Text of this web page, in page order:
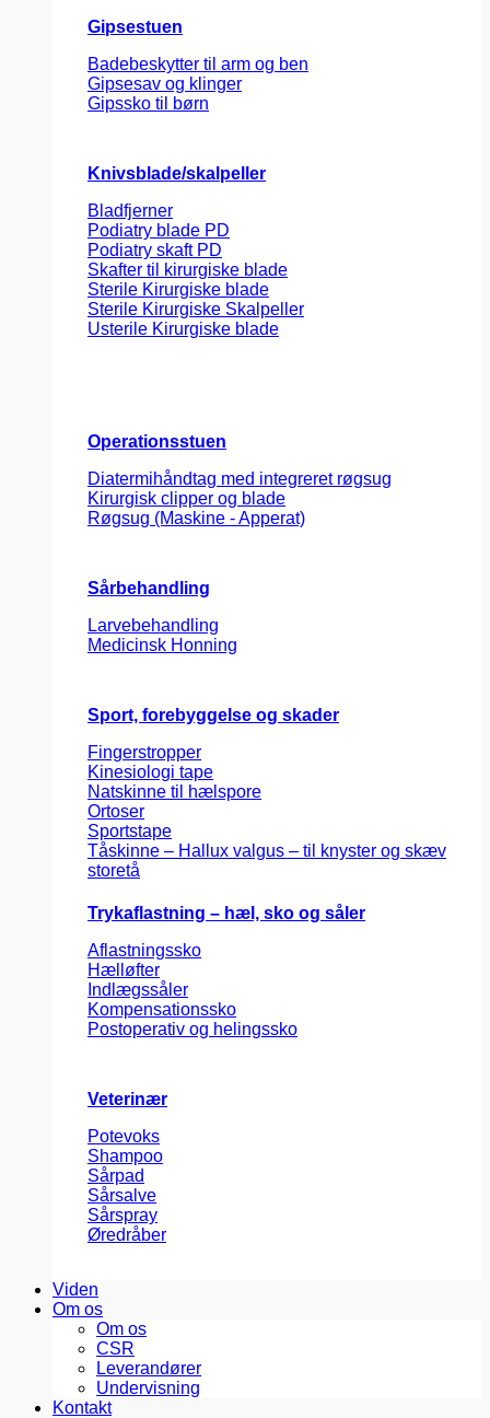
Gipsestuen
Badebeskytter til arm og ben
Gipsesav og klinger
Gipssko til børn
Knivsblade/skalpeller
Bladfjerner
Podiatry blade PD
Podiatry skaft PD
Skafter til kirurgiske blade
Sterile Kirurgiske blade
Sterile Kirurgiske Skalpeller
Usterile Kirurgiske blade
Operationsstuen
Diatermihåndtag med integreret røgsug
Kirurgisk clipper og blade
Røgsug (Maskine - Apperat)
Sårbehandling
Larvebehandling
Medicinsk Honning
Sport, forebyggelse og skader
Fingerstropper
Kinesiologi tape
Natskinne til hælspore
Ortoser
Sportstape
Tåskinne – Hallux valgus – til knyster og skæv
storetå
Trykaflastning – hæl, sko og såler
Aflastningssko
Hælløfter
Indlægssåler
Kompensationssko
Postoperativ og helingssko
Veterinær
Potevoks
Shampoo
Sårpad
Sårsalve
Sårspray
Øredråber
Viden
Om os
Om os
CSR
Leverandører
Undervisning
Kontakt